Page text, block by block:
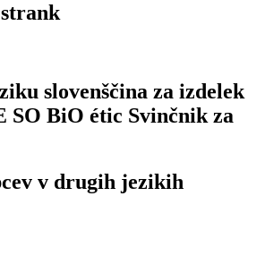
slovenščina za izdelek
SO BiO étic Svinčnik za
v drugih jezikih